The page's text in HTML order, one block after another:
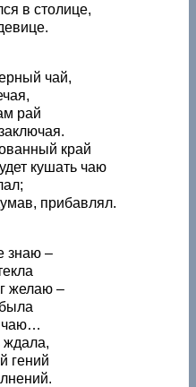
в столице,
чай,
рай
край
кушать чаю
прибавлял.
знаю –
желаю –
чаю…
ждала,
гений